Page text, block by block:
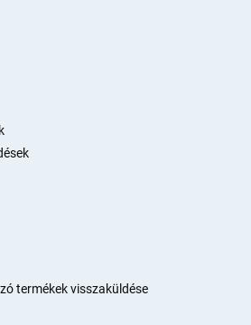
termékek visszaküldése